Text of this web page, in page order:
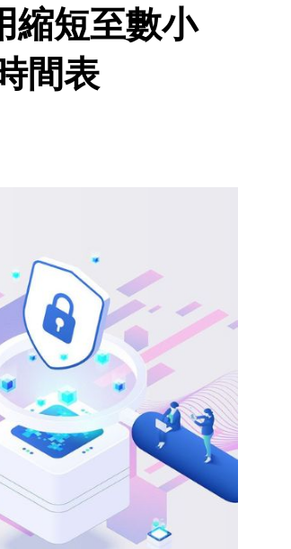
縮短至數小
間表